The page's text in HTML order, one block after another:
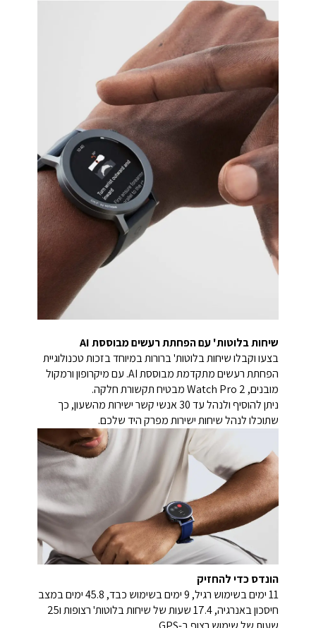
שיחות בלוטות' עם הפחתת רעשים מבוססת AI
בצעו וקבלו שיחות בלוטות' ברורות במיוחד בזכות טכנולוגיית
הפחתת רעשים מתקדמת מבוססת AI. עם מיקרופון ורמקול
מובנים, Watch Pro 2 מבטיח תקשורת חלקה.
ניתן להוסיף ולנהל עד 30 אנשי קשר ישירות מהשעון, כך
שתוכלו לנהל שיחות ישירות מפרק היד שלכם.
הונדס כדי להחזיק
11 ימים בשימוש רגיל, 9 ימים בשימוש כבד, 45.8 ימים במצב
חיסכון באנרגיה, 17.4 שעות של שיחות בלוטות' רצופות ו25